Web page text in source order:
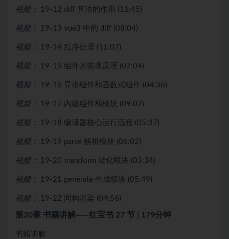
视频： 19-12 diff 算法的作用 (11:45)
视频： 19-13 vue3 中的 diff (08:04)
视频： 19-14 乱序处理 (11:07)
视频： 19-15 组件的实现原理 (07:04)
视频： 19-16 异步组件和函数式组件 (04:36)
视频： 19-17 内建组件和模块 (09:07)
视频： 19-18 编译器核心运行流程 (05:37)
视频： 19-19 parse 解析模块 (06:02)
视频： 19-20 transform 转化模块 (03:34)
视频： 19-21 generate 生成模块 (05:49)
视频： 19-22 同构渲染 (04:56)
第20章 书籍讲解——红宝书 27 节 | 179分钟
书籍讲解